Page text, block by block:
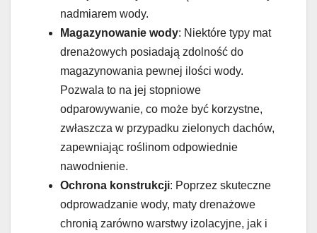
nadmiarem wody.
Magazynowanie wody: Niektóre typy mat
drenażowych posiadają zdolność do
magazynowania pewnej ilości wody.
Pozwala to na jej stopniowe
odparowywanie, co może być korzystne,
zwłaszcza w przypadku zielonych dachów,
zapewniając roślinom odpowiednie
nawodnienie.
Ochrona konstrukcji: Poprzez skuteczne
odprowadzanie wody, maty drenażowe
chronią zarówno warstwy izolacyjne, jak i